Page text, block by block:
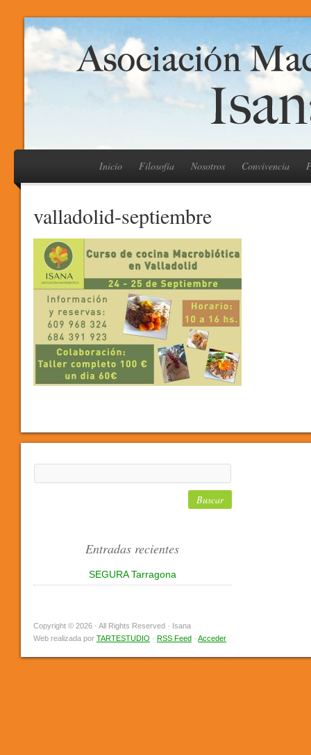
Inicio Filosofía Nosotros Convivencia
valladolid-septiembre
Entradas recientes
SEGURA Tarragona
Copyright © 2026 · All Rights Reserved · Isana
Web realizada por TARTESTUDIO · RSS Feed · Acceder